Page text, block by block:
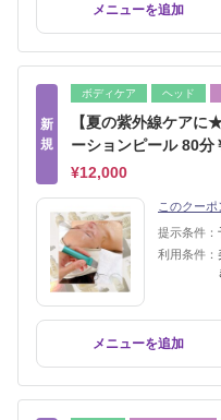
メニューを追加
新
規
ボディケア ヘッド
【夏の紫外線ケア
ーションピール 80
¥12,000
このクー
提示条件：
利用条件：
メニューを追加